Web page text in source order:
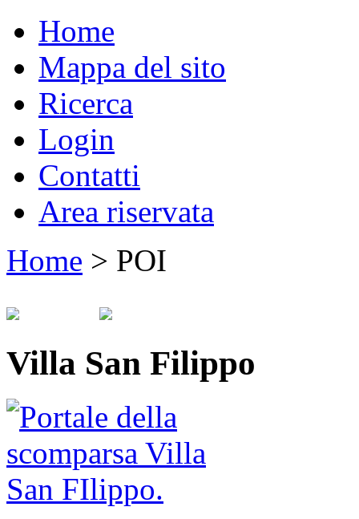
Home
Mappa del sito
Ricerca
Login
Contatti
Area riservata
Home > POI
Villa San Filippo